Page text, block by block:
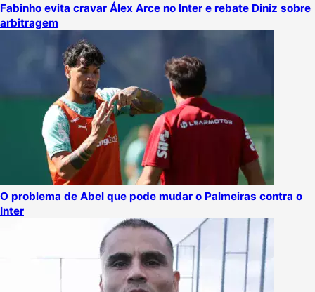
Fabinho evita cravar Álex Arce no Inter e rebate Diniz sobre
arbitragem
O problema de Abel que pode mudar o Palmeiras contra o
Inter